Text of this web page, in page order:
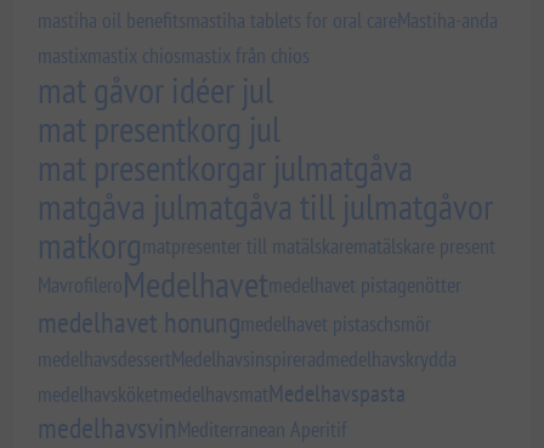
mastiha oil benefitsmastiha tablets for oral careMastiha-anda
mastixmastix chiosmastix från chios
mat gåvor idéer jul
mat presentkorg jul
mat presentkorgar julmatgåva
matgåva julmatgåva till julmatgåvor
matkorgmatpresenter till matälskarematälskare present
MavrofileroMedelhavetmedelhavet pistagenötter
medelhavet honungmedelhavet pistaschsmör
medelhavsdessertMedelhavsinspireradmedelhavskrydda
medelhavsköketmedelhavsmatMedelhavspasta
medelhavsvinMediterranean Aperitif